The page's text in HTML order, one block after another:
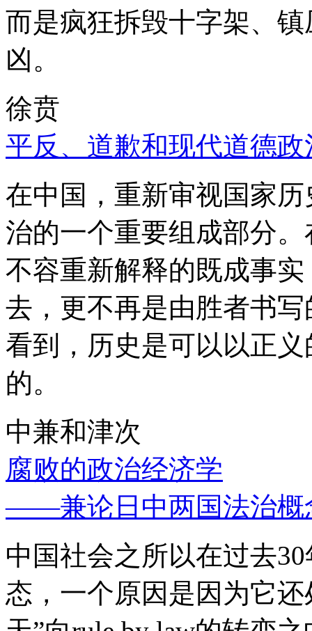
而是疯狂拆毁十字架、
凶。
徐贲
平反、道歉和现代道德政
在中国，重新审视国家
治的一个重要组成部分
不容重新解释的既成事
去，更不再是由胜者书
看到，历史是可以以正
的。
中兼和津次
腐败的政治经济学
——兼论日中两国法治概
中国社会之所以在过去
态，一个原因是因为它